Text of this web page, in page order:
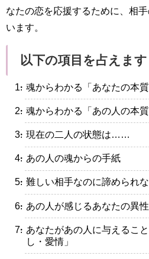
なたの恋を応援するために、相
います。
以下の項目を占えます
・魂からわかる「あなたの本質
・魂からわかる「あの人の本質
・現在の二人の状態は……
・あの人の魂からの手紙
・難しい相手なのに諦められな
・あの人が感じるあなたの異性
・あなたがあの人に与えるこ
し・愛情」